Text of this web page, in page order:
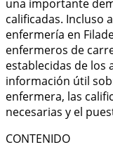
una importante
calificadas. Incluso
enfermería en
enfermeros de
establecidas de los
información útil
enfermera, las
necesarias y el
CONTENIDO